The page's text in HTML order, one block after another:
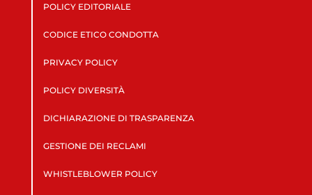
POLICY EDITORIALE
CODICE ETICO CONDOTTA
PRIVACY POLICY
POLICY DIVERSITÀ
DICHIARAZIONE DI TRASPARENZA
GESTIONE DEI RECLAMI
WHISTLEBLOWER POLICY